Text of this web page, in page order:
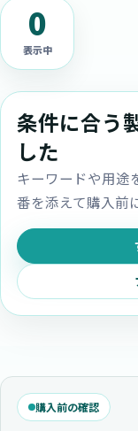
0
表示中
条件に合う
した
キーワードや用途
番を添えて購入前
購入前の確認